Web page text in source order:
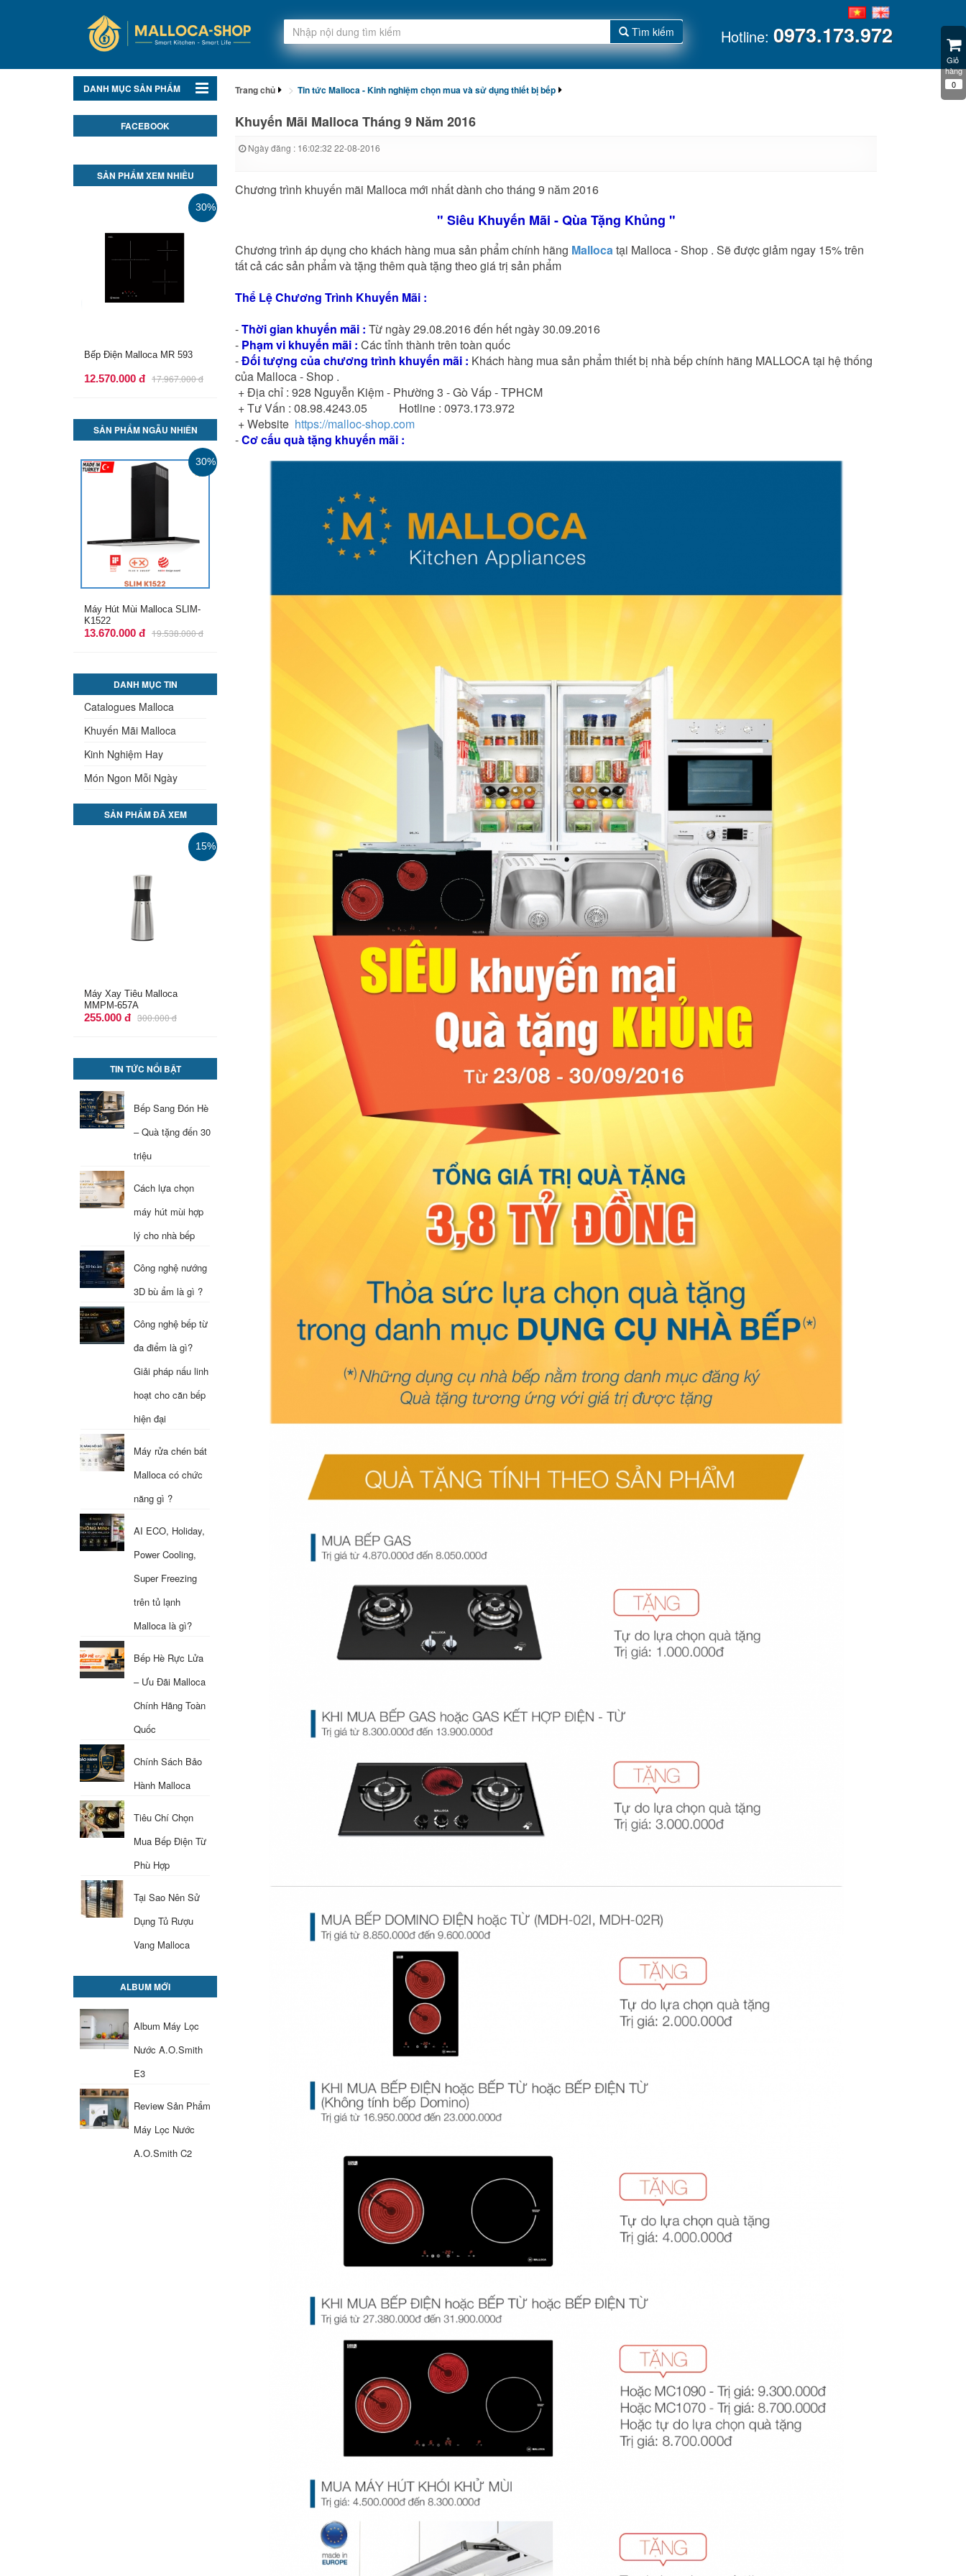
Tìm kiếm Hotline: 0973.173.972
DANH MỤC SẢN PHẨM
FACEBOOK
SẢN PHẨM XEM NHIỀU
30%
Bếp Điện Malloca MH-02R
11.600.000 đ 16.642.000 đ
SẢN PHẨM NGẪU NHIÊN
30%
Máy Hút Mùi Malloca Plana
K3444
12.770.000 đ 18.252.000 đ
DANH MỤC TIN
Catalogues Malloca
Khuyến Mãi Malloca
Kinh Nghiệm Hay
Món Ngon Mỗi Ngày
SẢN PHẨM ĐÃ XEM
35%
Ray Âm 400mm Giảm Chấn
Mở 3/4 Imundex 7 272 140
161.000 đ 248.400 đ
TIN TỨC NỔI BẬT
Bếp Sang Đón Hè
– Quà tặng đến 30
triệu
Cách lựa chọn
máy hút mùi hợp
lý cho nhà bếp
Công nghệ nướng
3D bù ẩm là gì ?
Công nghệ bếp từ
đa điểm là gì?
Giải pháp nấu linh
hoạt cho căn bếp
hiện đại
Máy rửa chén bát
Malloca có chức
năng gì ?
AI ECO, Holiday,
Power Cooling,
Super Freezing
trên tủ lạnh
Malloca là gì?
Bếp Hè Rực Lửa
– Ưu Đãi Malloca
Chính Hãng Toàn
Quốc
Chính Sách Bảo
Hành Malloca
Tiêu Chí Chọn
Mua Bếp Điện Từ
Phù Hợp
Tại Sao Nên Sử
Dụng Tủ Rượu
Vang Malloca
ALBUM MỚI
Album Máy Lọc
Nước A.O.Smith
E3
Review Sản Phẩm
Máy Lọc Nước
A.O.Smith C2
Trang chủ Tin tức Malloca - Kinh nghiệm chọn mua và sử dụng thiết bị bếp
Khuyến Mãi Malloca Tháng 9 Năm 2016
Ngày đăng : 16:02:32 22-08-2016
Chương trình khuyến mãi Malloca mới nhất dành cho tháng 9 năm 2016
" Siêu Khuyến Mãi - Qùa Tặng Khủng "
Chương trình áp dụng cho khách hàng mua sản phẩm chính hãng Mallocatại Malloca - Shop . Sẽ được giảm ngay 15% trên
tất cả các sản phẩm và tặng thêm quà tặng theo giá trị sản phẩm
Thể Lệ Chương Trình Khuyến Mãi :
-Thời gian khuyến mãi : Từ ngày 29.08.2016 đến hết ngày 30.09.2016
- Phạm vi khuyến mãi : Các tỉnh thành trên toàn quốc
-Đối tượng của chương trình khuyến mãi : Khách hàng mua sản phẩm thiết bị nhà bếp chính hãng MALLOCA tại hệ thống
của Malloca - Shop .
+ Địa chỉ : 928 Nguyễn Kiệm - Phường 3 - Gò Vấp - TPHCM
+ Tư Vấn : 08.98.4243.05 Hotline : 0973.173.972
+ Website https://malloc-shop.com
-Cơ cấu quà tặng khuyến mãi :
Giỏ
hàng
0